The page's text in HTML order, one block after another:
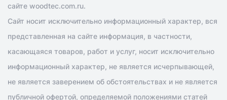
сайте woodtec.com.ru.
Сайт носит исключительно информационный характер, вся
представленная на сайте информация, в частности,
касающаяся товаров, работ и услуг, носит исключительно
информационный характер, не является исчерпывающей,
не является заверением об обстоятельствах и не является
публичной офертой, определяемой положениями статей